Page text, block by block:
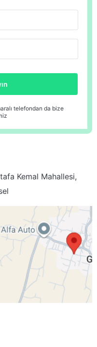
telefondan da bize
Kemal Mahallesi,